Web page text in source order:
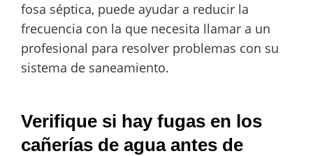
fosa séptica, puede ayudar a reducir la
frecuencia con la que necesita llamar a un
profesional para resolver problemas con su
sistema de saneamiento.
Verifique si hay fugas en los
cañerías de agua antes de